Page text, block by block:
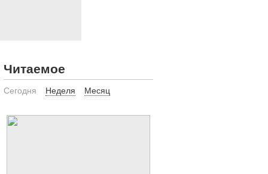
Читаемое
Сегодня Неделя Месяц